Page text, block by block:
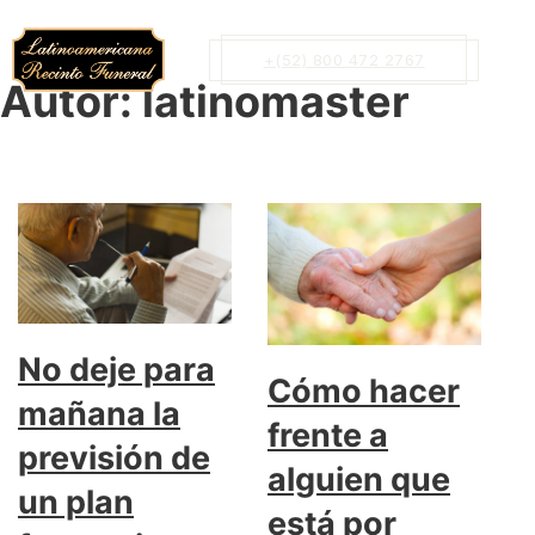
Autor:latinomaster
No deje para
mañana la
previsión de
un plan
Cómo hacer
frente a
alguien que
está por